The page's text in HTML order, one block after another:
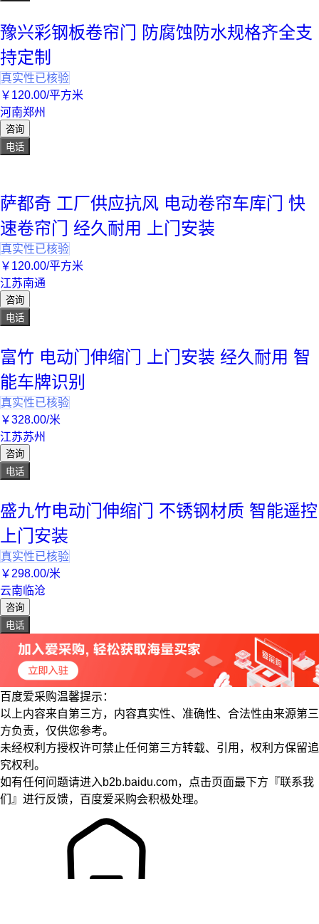
豫兴彩钢板卷帘门 防腐蚀防水规格齐全支
持定制
真实性已核验
￥ 120.00/平方米
河南郑州
咨询
电话
萨都奇 工厂供应抗风 电动卷帘车库门 快
速卷帘门 经久耐用 上门安装
真实性已核验
￥ 120.00/平方米
江苏南通
咨询
电话
富竹 电动门伸缩门 上门安装 经久耐用 智
能车牌识别
真实性已核验
￥328.00/米
江苏苏州
咨询
电话
盛九竹电动门伸缩门 不锈钢材质 智能遥控
上门安装
真实性已核验
￥ 298.00/米
云南临沧
咨询
电话
百度爱采购温馨提示：
以上内容来自第三方，内容真实性、准确性、合法性由来源第三
方负责，仅供您参考。
未经权利方授权许可禁止任何第三方转载、引用，权利方保留追
究权利。
如有任何问题请进入b2b.baidu.com，点击页面最下方『联系我
们』进行反馈，百度爱采购会积极处理。